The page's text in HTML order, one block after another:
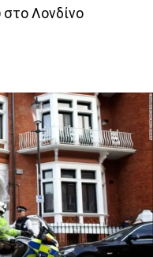
στο Λονδίνο